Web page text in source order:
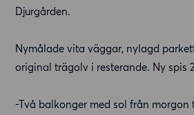
Djurgården.
Nymålade vita väggar, nylagd
original trägolv i resterande. Ny spis
-Två balkonger med sol från morgon